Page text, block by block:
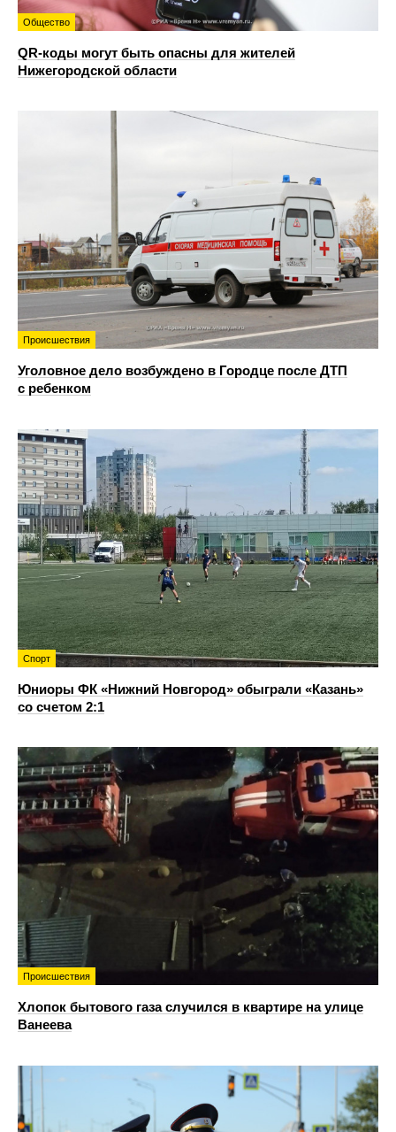
Общество
QR-коды могут быть опасны для жителей
Нижегородской области
Происшествия
Уголовное дело возбуждено в Городце после ДТП
с ребенком
Спорт
Юниоры ФК «Нижний Новгород» обыграли «Казань»
со счетом 2:1
Происшествия
Хлопок бытового газа случился в квартире на улице
Ванеева